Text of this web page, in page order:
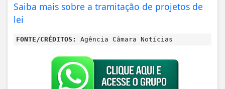
Saiba mais sobre a tramitação de projetos de
lei
FONTE/CRÉDITOS: Agência Câmara Notícias